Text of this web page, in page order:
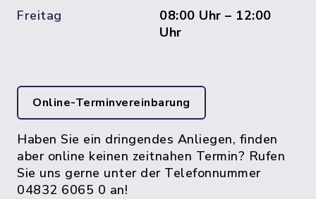
Freitag
08:00 Uhr – 12:00
Uhr
Online-Terminvereinbarung
Haben Sie ein dringendes Anliegen, finden
aber online keinen zeitnahen Termin? Rufen
Sie uns gerne unter der Telefonnummer
04832 6065 0 an!